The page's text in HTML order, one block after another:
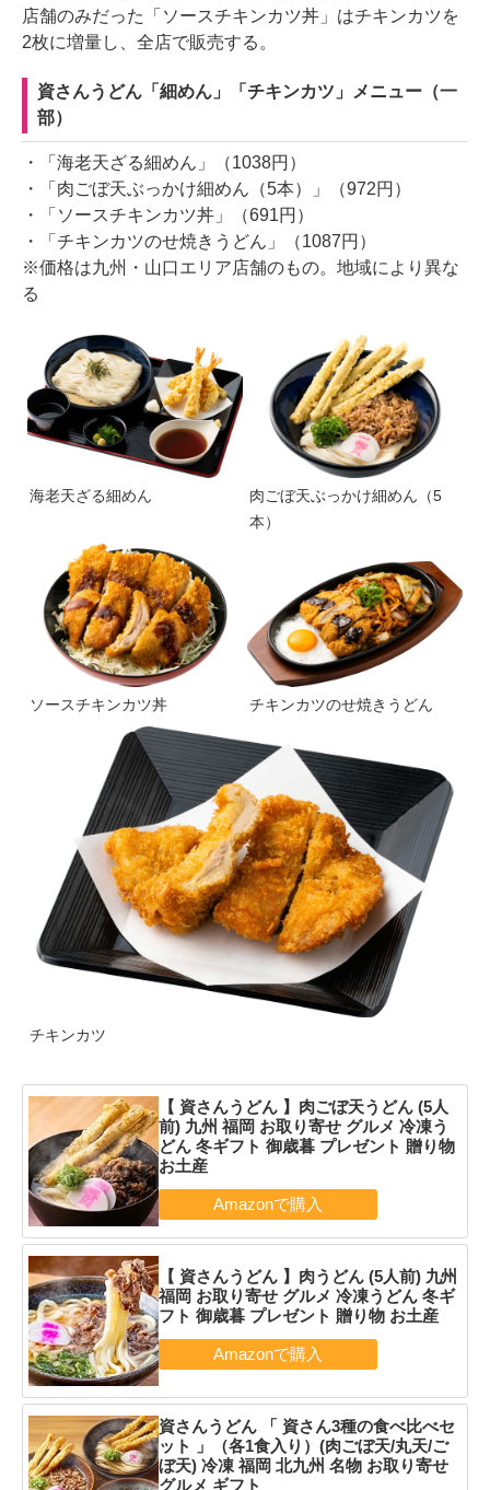
店舗のみだった「ソースチキンカツ丼」はチキンカツを
2枚に増量し、全店で販売する。
資さんうどん「細めん」「チキンカツ」メニュー（一
部）
・「海老天ざる細めん」（1038円）
・「肉ごぼ天ぶっかけ細めん（5本）」（972円）
・「ソースチキンカツ丼」（691円）
・「チキンカツのせ焼きうどん」（1087円）
※価格は九州・山口エリア店舗のもの。地域により異な
る
海老天ざる細めん
肉ごぼ天ぶっかけ細めん（5
本）
ソースチキンカツ丼 チキンカツのせ焼きうどん
チキンカツ
【 資さんうどん 】肉ごぼ天うどん (5人
前) 九州 福岡 お取り寄せ グルメ 冷凍う
どん 冬ギフト 御歳暮 プレゼント 贈り物
お土産
【 資さんうどん 】肉うどん (5人前) 九州
福岡 お取り寄せ グルメ 冷凍うどん 冬ギ
フト 御歳暮 プレゼント 贈り物 お土産
資さんうどん 「 資さん3種の食べ比べセ
ット 」（各1食入り）(肉ごぼ天/丸天/ご
ぼ天) 冷凍 福岡 北九州 名物 お取り寄せ
グルメ ギフト